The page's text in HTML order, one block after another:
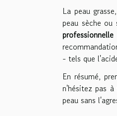
La peau
peau sèche
professionnelle
- tels que
En résumé,
n'hésitez pas
peau sans